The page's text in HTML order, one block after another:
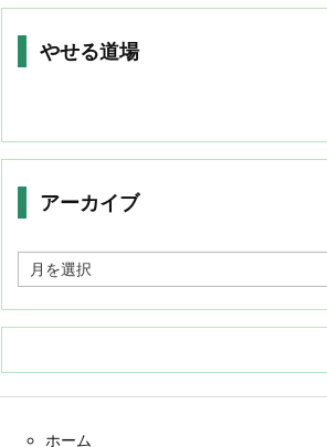
やせる道場
アーカイブ
ー
イ
ホーム